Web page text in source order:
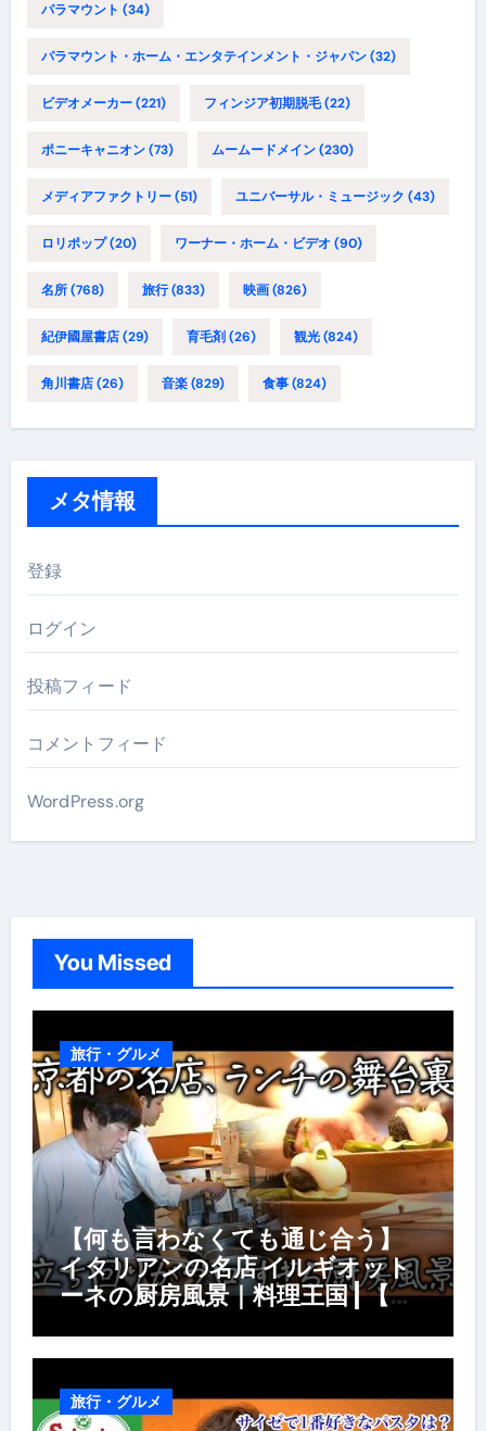
パラマウント (34)
パラマウント・ホーム・エンタテインメント・ジャパン(32)
ビデオメーカー(221) フィンジア初期脱毛(22)
ポニーキャニオン(73) ムームードメイン(230)
メディアファクトリー(51) ユニバーサル・ミュージック (43)
ロリポップ(20) ワーナー・ホーム・ビデオ (90)
名所(768) 旅行(833) 映画(826)
紀伊國屋書店(29) 育毛剤 (26) 観光(824)
角川書店(26) 音楽(829) 食事(824)
メタ情報
登録
ログイン
投稿フィード
コメントフィード
WordPress.org
You Missed
旅行・グルメ
【何も言わなくても通じ合う】
イタリアンの名店 イルギオット
ーネの厨房風景｜料理王国 | 【厨
風景】
旅行・グルメ